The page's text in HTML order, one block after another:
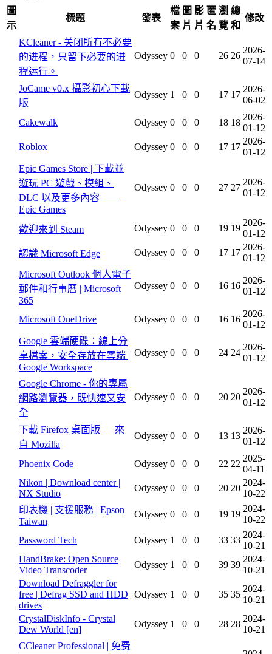
圖
示
標題 發表
檔
案
圖
片
影
片
匿
名
瀏
覽
總
和
修改
KCleaner - 关闭所有不必要
的进程，只留下必要的进
程运行。
Odyssey 0 0 0 26 26
2026-
07-14
JoCame v0.x 攝影初心下載
版
Odyssey 1 0 0 17 17
2026-
06-02
Cakewalk Odyssey 0 0 0 18 18
2026-
01-12
Roblox
Odyssey 0 0 0 17 17
2026-
01-12
Epic Games Store | 下載並
遊玩 PC 遊戲、模組、
DLC 以及更多內容——
Epic Games
Odyssey 0 0 0 27 27
2026-
01-12
歡迎來到 Steam Odyssey 0 0 0 19 19
2026-
01-12
認識 Microsoft Edge
Odyssey 0 0 0 17 17
2026-
01-12
Microsoft Outlook 個人電子
郵件和行事曆 | Microsoft
365
Odyssey 0 0 0 16 16
2026-
01-12
Microsoft OneDrive Odyssey 0 0 0 16 16
2026-
01-12
Google 雲端硬碟：線上分
享檔案，安全存放在雲端 |
Google Workspace
Odyssey 0 0 0 24 24
2026-
01-12
Google Chrome - 你的專屬
網路瀏覽器，既快速又安
全
Odyssey 0 0 0 20 20
2026-
01-12
下載 Firefox 桌面版 — 來
自 Mozilla
Odyssey 0 0 0 13 13
2026-
01-12
Phoenix Code Odyssey 0 0 0 22 22
2025-
04-11
Nikon | Download center |
NX Studio
Odyssey 0 0 0 20 20
2024-
10-22
印表機 | 支援服務 | Epson
Taiwan
Odyssey 0 0 0 19 19
2024-
10-22
Password Tech
Odyssey 1 0 0 33 33
2024-
10-21
HandBrake: Open Source
Video Transcoder
Odyssey 1 0 0 39 39
2024-
10-21
Download Defraggler for
free | Defrag SSD and HDD
drives
Odyssey 1 0 0 35 35
2024-
10-21
CrystalDiskInfo - Crystal
Dew World [en]
Odyssey 1 0 0 28 28
2024-
10-21
CCleaner Professional | 免费